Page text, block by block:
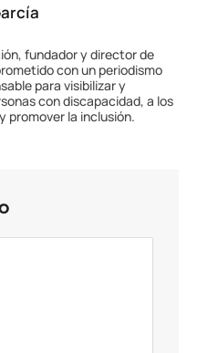
fundador y director de
con un periodismo
para visibilizar y
con discapacidad, a los
promover la inclusión.